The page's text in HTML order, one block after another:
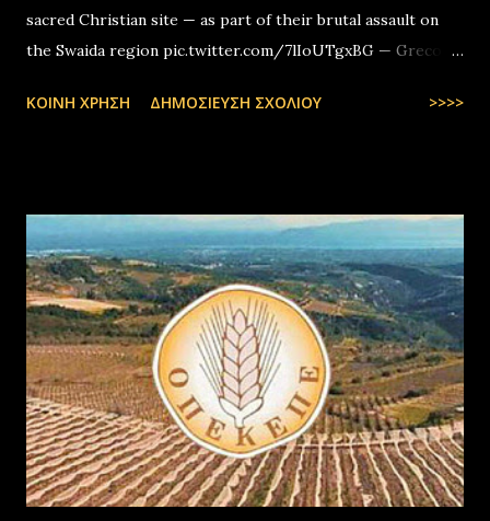
sacred Christian site — as part of their brutal assault on
the Swaida region pic.twitter.com/7lIoUTgxBG — Greco-
ΚΟΙΝΉ ΧΡΉΣΗ ΔΗΜΟΣΊΕΥΣΗ ΣΧΟΛΊΟΥ >>>>